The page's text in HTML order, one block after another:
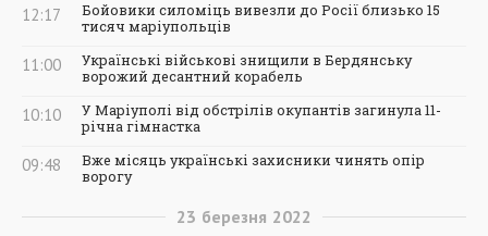
12:17
Бойовики силоміць вивезли до Росії близько 15
тисяч маріупольців
11:00
Українські військові знищили в Бердянську
ворожий десантний корабель
10:10
У Маріуполі від обстрілів окупантів загинула 11-
річна гімнастка
09:48
Вже місяць українські захисники чинять опір
ворогу
23 березня 2022